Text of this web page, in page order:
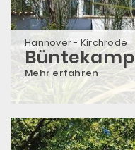
Hannover - Kirchrode
Büntekamp
Mehr erfahren